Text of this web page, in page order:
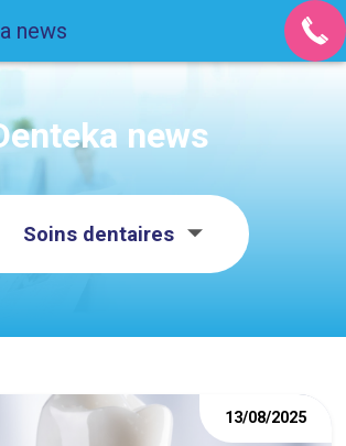
news
Soins dentaires
13/08/2025
news